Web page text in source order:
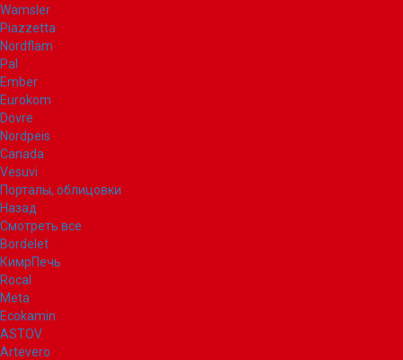
Wamsler
Piazzetta
Nordflam
Pal
Ember
Eurokom
Dovre
Nordpeis
Canada
Vesuvi
Порталы, облицовки
Назад
Смотреть все
Bordelet
КимрПечь
Rocal
Meta
Ecokamin
ASTOV
Artevero